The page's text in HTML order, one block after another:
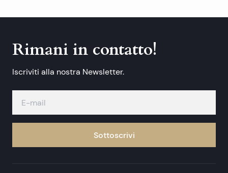
Rimani in contatto!
Iscriviti alla nostra Newsletter.
Sottoscrivi